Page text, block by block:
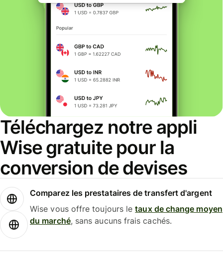
Téléchargez notre appli
Wise gratuite pour la
conversion de devises
Comparez les prestataires de transfert d'argent
Wise vous offre toujours letaux de change moyen
du marché, sans aucuns frais cachés.